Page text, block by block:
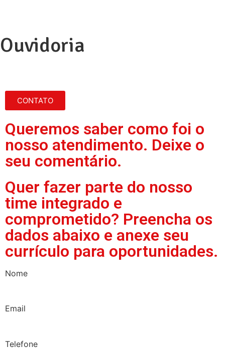
Ouvidoria
CONTATO
Queremos saber como foi o
nosso atendimento. Deixe o
seu comentário.
Quer fazer parte do nosso
time integrado e
comprometido? Preencha os
dados abaixo e anexe seu
currículo para oportunidades.
Nome
Email
Telefone